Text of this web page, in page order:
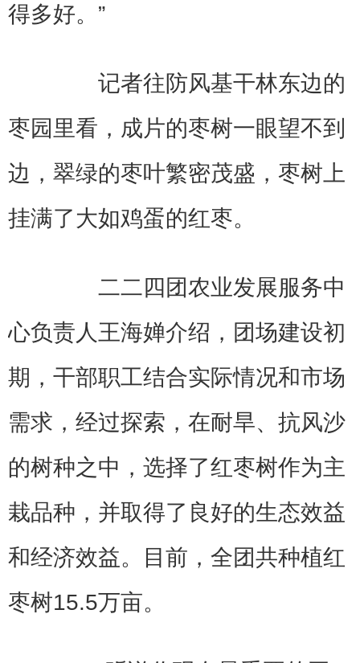
得多好。”
记者往防风基干林东边的
枣园里看，成片的枣树一眼望不到
边，翠绿的枣叶繁密茂盛，枣树上
挂满了大如鸡蛋的红枣。
二二四团农业发展服务中
心负责人王海婵介绍，团场建设初
期，干部职工结合实际情况和市场
需求，经过探索，在耐旱、抗风沙
的树种之中，选择了红枣树作为主
栽品种，并取得了良好的生态效益
和经济效益。目前，全团共种植红
枣树15.5万亩。